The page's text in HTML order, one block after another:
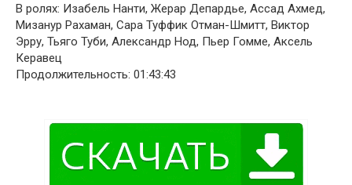
В ролях: Изабель Нанти, Жерар Депардье, Ассад Ахмед,
Мизанур Рахаман, Сара Туффик Отман-Шмитт, Виктор
Эрру, Тьяго Туби, Александр Нод, Пьер Гомме, Аксель
Керавец
Продолжительность: 01:43:43